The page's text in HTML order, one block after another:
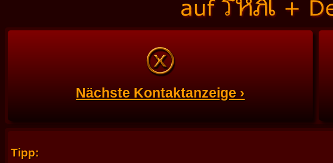
Nächste Kontaktanzeige ›
Tipp: